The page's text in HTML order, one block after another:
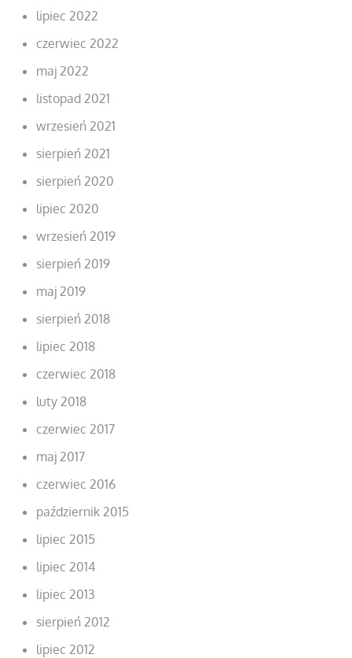
lipiec 2022
czerwiec 2022
maj 2022
listopad 2021
wrzesień 2021
sierpień 2021
sierpień 2020
lipiec 2020
wrzesień 2019
sierpień 2019
maj 2019
sierpień 2018
lipiec 2018
czerwiec 2018
luty 2018
czerwiec 2017
maj 2017
czerwiec 2016
październik 2015
lipiec 2015
lipiec 2014
lipiec 2013
sierpień 2012
lipiec 2012